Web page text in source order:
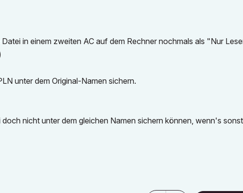
in einem zweiten AC auf dem Rechner nochmals als "Nur
unter dem Original-Namen sichern.
nicht unter dem gleichen Namen sichern können, wenn's